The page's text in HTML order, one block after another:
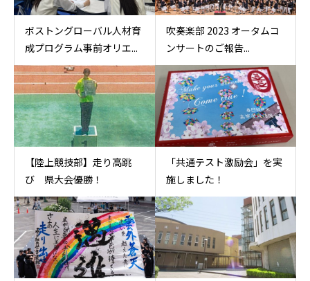
ボストングローバル人材育
成プログラム事前オリエ...
吹奏楽部 2023 オータムコ
ンサートのご報告...
【陸上競技部】走り高跳
び 県大会優勝！
「共通テスト激励会」を実
施しました！